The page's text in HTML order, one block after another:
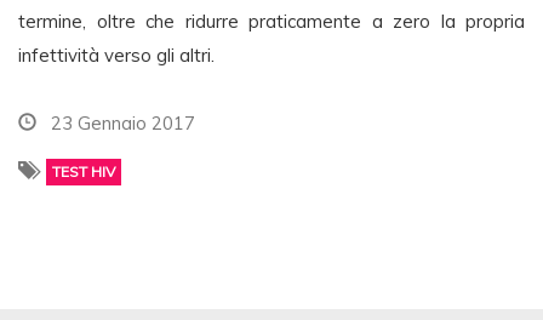
termine, oltre che ridurre praticamente a zero la propria
infettività verso gli altri.
23 Gennaio 2017
TEST HIV